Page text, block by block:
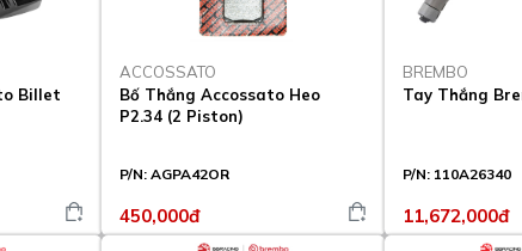
Billet
ACCOSSATO
Bố Thắng Accossato Heo
P2.34 (2 Piston)
P/N: AGPA42OR
450,000đ
BREMBO
Tay Thắng
P/N: 110A26340
11,672,000đ